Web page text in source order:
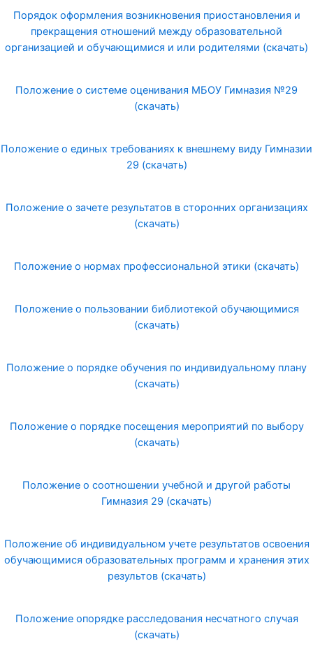
Порядок оформления возникновения приостановления и
прекращения отношений между образовательной
организацией и обучающимися и или родителями (скачать)
Положение о системе оценивания МБОУ Гимназия №29
(скачать)
Положение о единых требованиях к внешнему виду Гимназии
29 (скачать)
Положение о зачете результатов в сторонних организациях
(скачать)
Положение о нормах профессиональной этики (скачать)
Положение о пользовании библиотекой обучающимися
(скачать)
Положение о порядке обучения по индивидуальному плану
(скачать)
Положение о порядке посещения мероприятий по выбору
(скачать)
Положение о соотношении учебной и другой работы
Гимназия 29 (скачать)
Положение об индивидуальном учете результатов освоения
обучающимися образовательных программ и хранения этих
результов (скачать)
Положение опорядке расследования несчатного случая
(скачать)